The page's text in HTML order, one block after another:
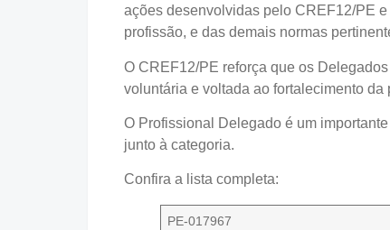
ações desenvolvidas pelo CREF12/PE
profissão, e das demais normas
O CREF12/PE reforça que os
voluntária e voltada ao fortalecimento
O Profissional Delegado é um
junto à categoria.
Confira a lista completa:
PE-017967